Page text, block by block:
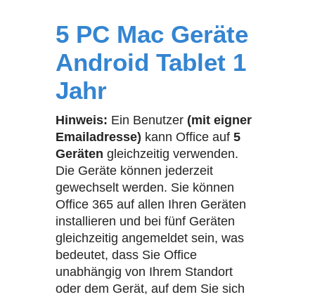
5 PC Mac Geräte
Android Tablet 1
Jahr
Hinweis: Ein Benutzer (mit eigner
Emailadresse) kann Office auf 5
Geräten gleichzeitig verwenden.
Die Geräte können jederzeit
gewechselt werden. Sie können
Office 365 auf allen Ihren Geräten
installieren und bei fünf Geräten
gleichzeitig angemeldet sein, was
bedeutet, dass Sie Office
unabhängig von Ihrem Standort
oder dem Gerät, auf dem Sie sich